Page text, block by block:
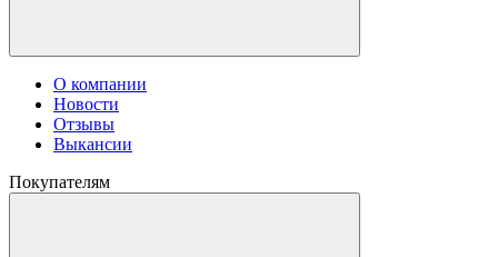
О компании
Новости
Отзывы
Выкансии
Покупателям